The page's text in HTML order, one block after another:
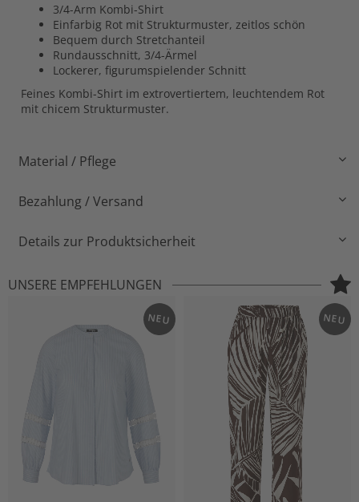
3/4-Arm Kombi-Shirt
Einfarbig Rot mit Strukturmuster, zeitlos schön
Bequem durch Stretchanteil
Rundausschnitt, 3/4-Ärmel
Lockerer, figurumspielender Schnitt
Feines Kombi-Shirt im extrovertiertem, leuchtendem Rot
mit chicem Strukturmuster.
Material / Pflege
Bezahlung / Versand
Details zur Produktsicherheit
UNSERE EMPFEHLUNGEN
NEU NEU